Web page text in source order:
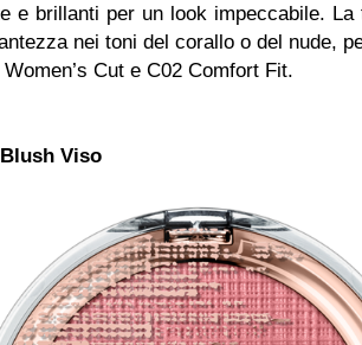
e brillanti per un look impeccabile.
nei toni del corallo o del nude,
Cut e C02 Comfort Fit.
Viso